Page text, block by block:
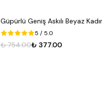
Güpürlü Geniş Askılı Beyaz
5 / 5.0
₺ 754.00₺ 377.00